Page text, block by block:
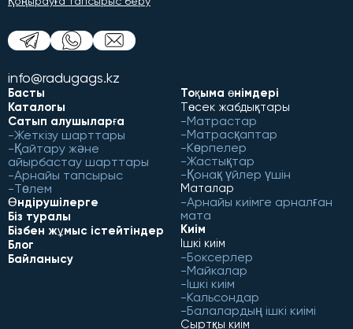
info@radugags.kz
Басты
Каталогы
Сатып алушыларға
Жеткізу шарттары
Қайтару және
айырбастау шарттары
Арнайы тапсырыс
Төлем
Өндірушілерге
Біз туралы
Бізбен жұмыс істейтіндер
Блог
Байланысу
Тоқыма өнімдері
Төсек жабдықтары
Матрастар
Матрасқаптар
Көрпелер
Жастықтар
Қонақ үйлер үшін
Маталар
Арнайы киімге арналған
мата
Киім
Ішкі киім
Боксерлер
Майкалар
Ішкі киім
Кальсондар
Балалардың ішкі киімі
Сыртқы киім